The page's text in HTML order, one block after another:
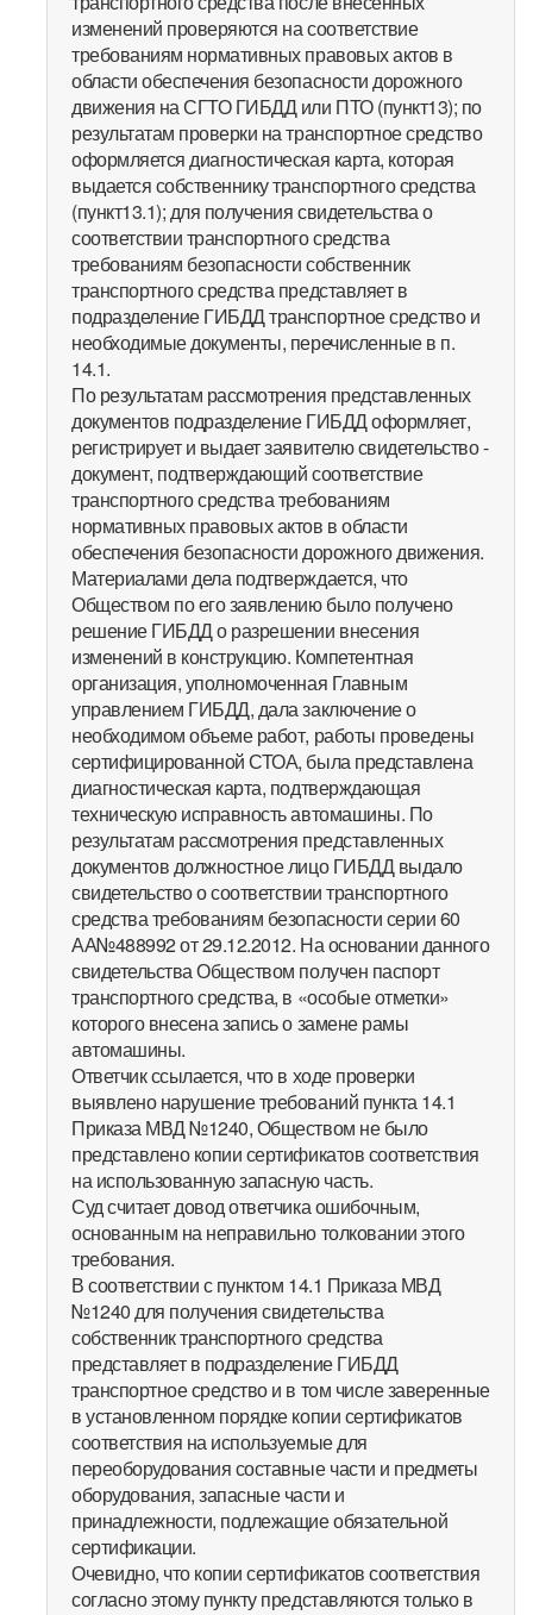
изменений проверяются на соответствие
требованиям нормативных правовых актов в
области обеспечения безопасности дорожного
движения на СГТО ГИБДД или ПТО (пункт13); по
результатам проверки на транспортное средство
оформляется диагностическая карта, которая
выдается собственнику транспортного средства
(пункт13.1); для получения свидетельства о
соответствии транспортного средства
требованиям безопасности собственник
транспортного средства представляет в
подразделение ГИБДД транспортное средство и
необходимые документы, перечисленные в п.
14.1.
По результатам рассмотрения представленных
документов подразделение ГИБДД оформляет,
регистрирует и выдает заявителю свидетельство -
документ, подтверждающий соответствие
транспортного средства требованиям
нормативных правовых актов в области
обеспечения безопасности дорожного движения.
Материалами дела подтверждается, что
Обществом по его заявлению было получено
решение ГИБДД о разрешении внесения
изменений в конструкцию. Компетентная
организация, уполномоченная Главным
управлением ГИБДД, дала заключение о
необходимом объеме работ, работы проведены
сертифицированной СТОА, была представлена
диагностическая карта, подтверждающая
техническую исправность автомашины. По
результатам рассмотрения представленных
документов должностное лицо ГИБДД выдало
свидетельство о соответствии транспортного
средства требованиям безопасности серии 60
АА№488992 от 29.12.2012. На основании данного
свидетельства Обществом получен паспорт
транспортного средства, в «особые отметки»
которого внесена запись о замене рамы
автомашины.
Ответчик ссылается, что в ходе проверки
выявлено нарушение требований пункта 14.1
Приказа МВД №1240, Обществом не было
представлено копии сертификатов соответствия
на использованную запасную часть.
Суд считает довод ответчика ошибочным,
основанным на неправильно толковании этого
требования.
В соответствии с пунктом 14.1 Приказа МВД
№1240 для получения свидетельства
собственник транспортного средства
представляет в подразделение ГИБДД
транспортное средство и в том числе заверенные
в установленном порядке копии сертификатов
соответствия на используемые для
переоборудования составные части и предметы
оборудования, запасные части и
принадлежности, подлежащие обязательной
сертификации.
Очевидно, что копии сертификатов соответствия
согласно этому пункту представляются только в